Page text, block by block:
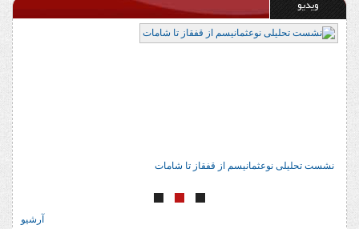
ویدیو
نشست تحلیلی نوعثمانیسم از قفقاز تا شامات
آرشیو